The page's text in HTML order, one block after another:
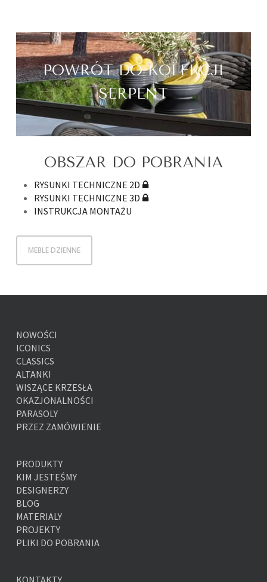
POWRÓT DO KOLEKCJI
SERPENT
OBSZAR DO POBRANIA
RYSUNKI TECHNICZNE 2D
RYSUNKI TECHNICZNE 3D
INSTRUKCJA MONTAŻU
MEBLE DZIENNE
NOWOŚCI
ICONICS
CLASSICS
ALTANKI
WISZĄCE KRZESŁA
OKAZJONALNOŚCI
PARASOLY
PRZEZ ZAMÓWIENIE
PRODUKTY
KIM JESTEŚMY
DESIGNERZY
BLOG
MATERIALY
PROJEKTY
PLIKI DO POBRANIA